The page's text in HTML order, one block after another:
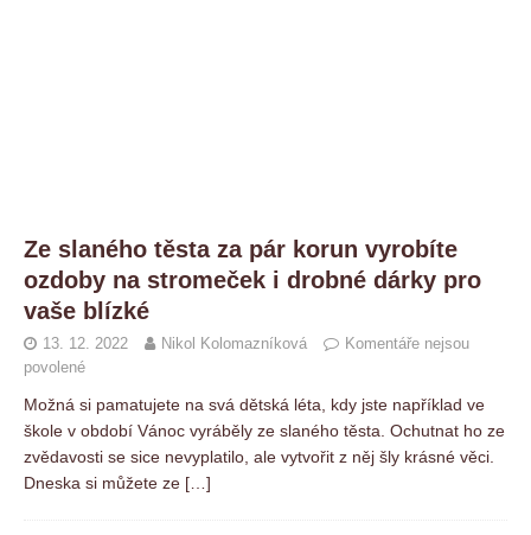
Ze slaného těsta za pár korun vyrobíte
ozdoby na stromeček i drobné dárky pro
vaše blízké
13. 12. 2022 Nikol Kolomazníková
Komentáře nejsou
povolené
Možná si pamatujete na svá dětská léta, kdy jste například ve
škole v období Vánoc vyráběly ze slaného těsta. Ochutnat ho ze
zvědavosti se sice nevyplatilo, ale vytvořit z něj šly krásné věci.
Dneska si můžete ze […]